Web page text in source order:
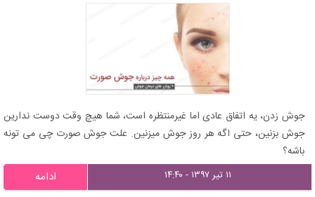
جوش زدن، یه اتفاق عادی اما غیرمنتظره است، شما هیچ وقت دوست ندارین
جوش بزنین، حتی اگه هر روز جوش میزنین. علت جوش صورت چی می تونه
باشه؟
۱۱ تیر ۱۳۹۷ - ۱۴:۴۰ ادامه